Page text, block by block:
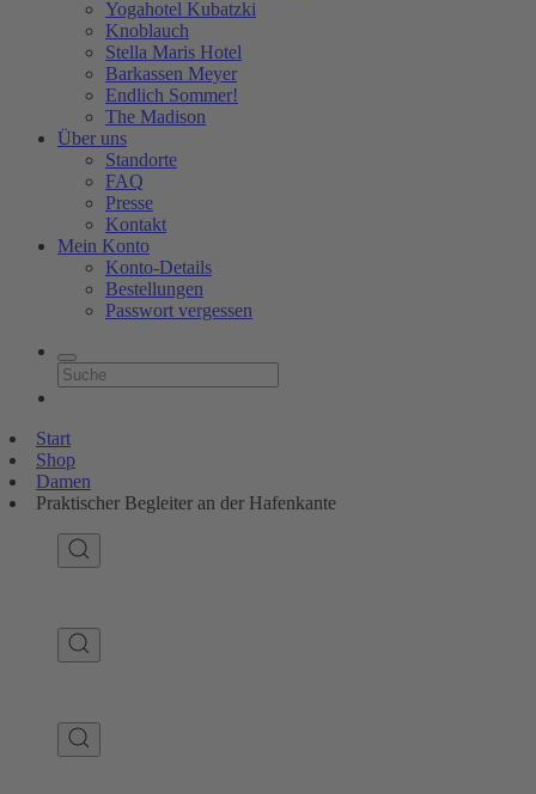
Yogahotel Kubatzki
Knoblauch
Stella Maris Hotel
Barkassen Meyer
Endlich Sommer!
The Madison
Über uns
Standorte
FAQ
Presse
Kontakt
Mein Konto
Konto-Details
Bestellungen
Passwort vergessen
Start
Shop
Damen
Praktischer Begleiter an der Hafenkante